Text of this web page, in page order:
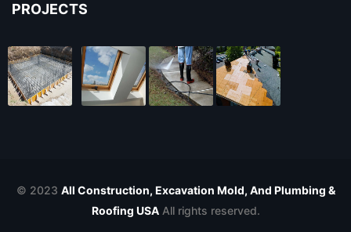
PROJECTS
© 2023 All Construction, Excavation Mold, And Plumbing &
Roofing USAAll rights reserved.